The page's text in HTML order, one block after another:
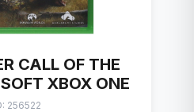
CALL OF THE
XBOX ONE
256522